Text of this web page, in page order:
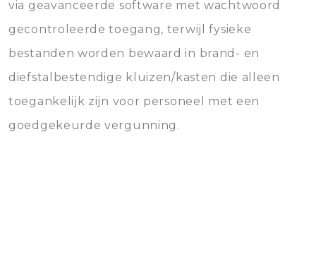
via geavanceerde software met wachtwoord
gecontroleerde toegang, terwijl fysieke
bestanden worden bewaard in brand- en
diefstalbestendige kluizen/kasten die alleen
toegankelijk zijn voor personeel met een
goedgekeurde vergunning.